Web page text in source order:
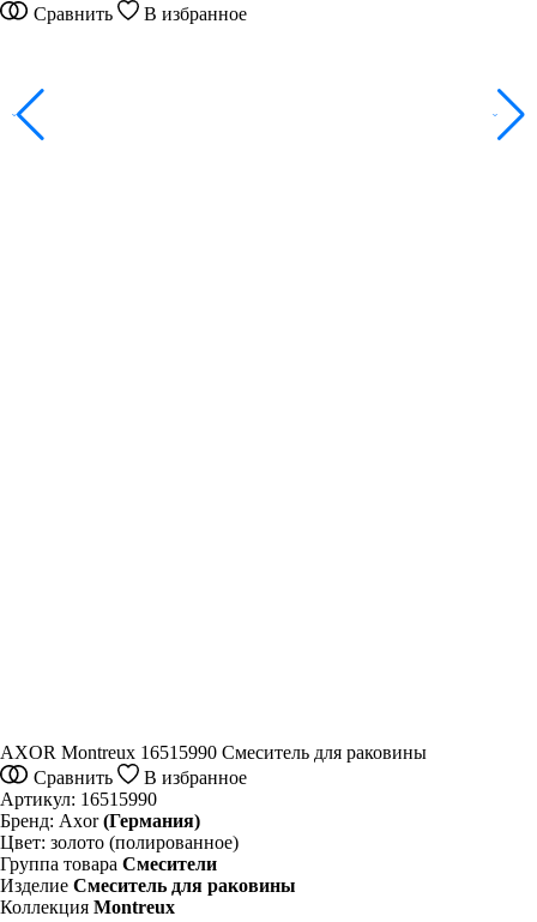
Сравнить
В избранное
AXOR Montreux 16515990 Смеситель для раковины
Сравнить
В избранное
Артикул: 16515990
Бренд: Axor (Германия)
Цвет: золото (полированное)
Группа товара Смесители
Изделие Смеситель для раковины
Коллекция Montreux